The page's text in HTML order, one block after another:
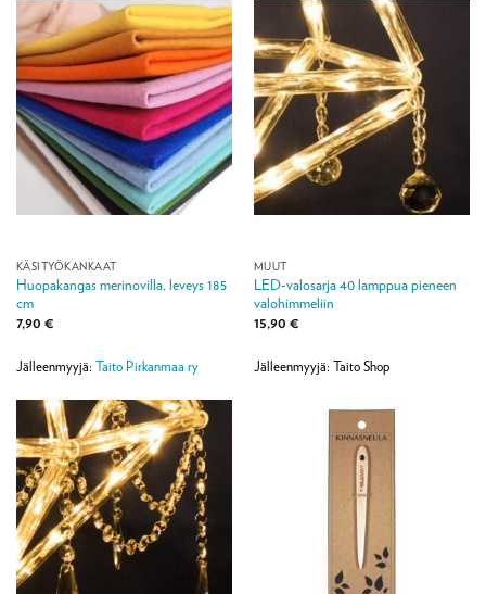
KÄSITYÖKANKAAT
Huopakangas merinovilla, leveys 185
cm
7,90 €
Jälleenmyyjä: Taito Pirkanmaa ry
MUUT
LED-valosarja 40 lamppua pieneen
valohimmeliin
15,90 €
Jälleenmyyjä: Taito Shop